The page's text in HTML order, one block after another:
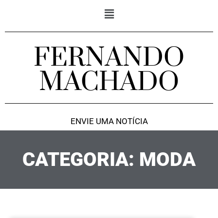
FERNANDO
MACHADO
ENVIE UMA NOTÍCIA
CATEGORIA: MODA